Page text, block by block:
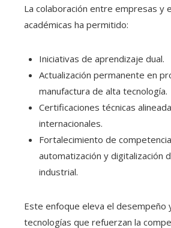
La colaboración entre empresas y
académicas ha permitido:
Iniciativas de aprendizaje dual.
Actualización permanente en
manufactura de alta tecnología.
Certificaciones técnicas
internacionales.
Fortalecimiento de
automatización y digitalización
industrial.
Este enfoque eleva el desempeño
tecnologías que refuerzan la